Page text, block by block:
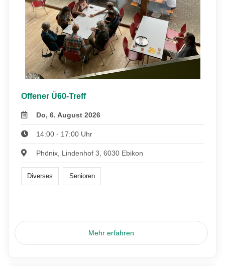
Offener Ü60-Treff
Do, 6. August 2026
14:00 - 17:00 Uhr
Phönix, Lindenhof 3, 6030 Ebikon
Diverses Senioren
Mehr erfahren